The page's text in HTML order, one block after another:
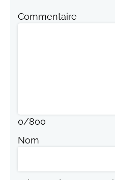
Commentaire
0/800
Nom